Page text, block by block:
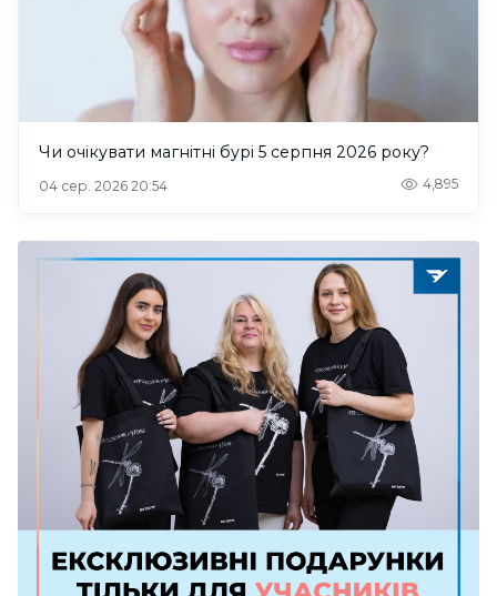
Чи очікувати магнітні бурі 5 серпня 2026 року?
04 сер. 2026 20:54 4,895